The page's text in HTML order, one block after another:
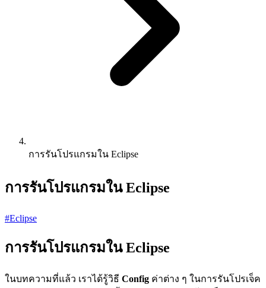
การรันโปรแกรมใน Eclipse
การรันโปรแกรมใน Eclipse
#Eclipse
การรันโปรแกรมใน Eclipse
ในบทความที่แล้ว เราได้รู้วิธี Config ค่าต่าง ๆ ในการรันโปรเจ็ค